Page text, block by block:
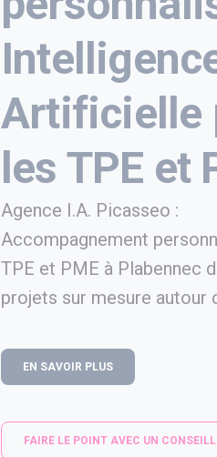
Artificielle
les TPE et
Agence I.A. Picasseo :
Accompagnement
TPE et PME à Plabennec
projets sur mesure autour
EN SAVOIR PLUS
FAIRE LE POINT AVEC UN